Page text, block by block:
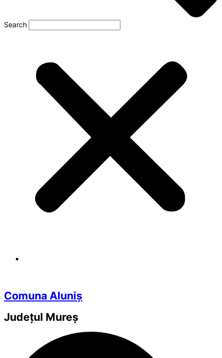
Search
Comuna Aluniș
Județul Mureș